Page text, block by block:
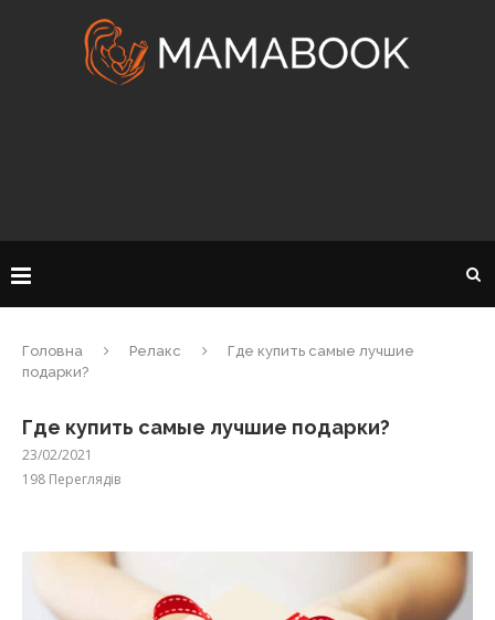
Головна Релакс
Где купить самые лучшие
подарки?
Где купить самые лучшие подарки?
23/02/2021
198 Переглядів